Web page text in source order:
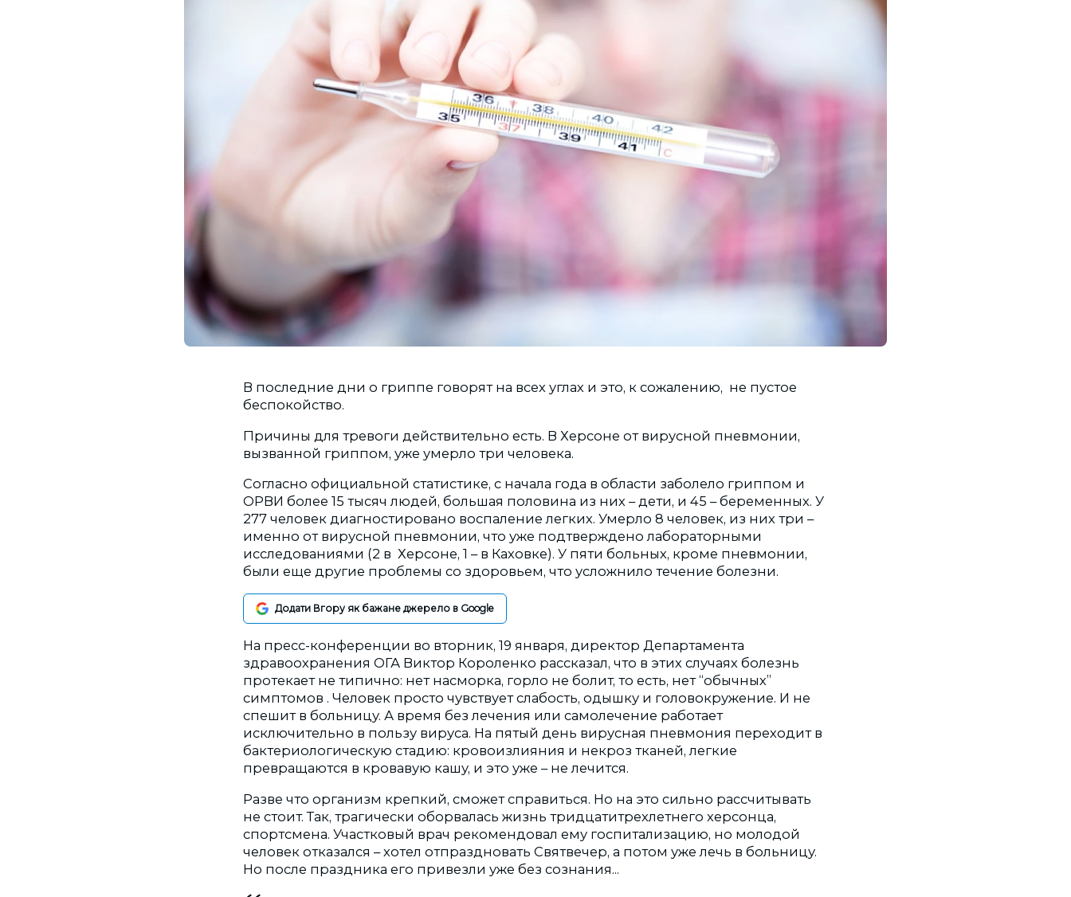
В последние дни о гриппе говорят на всех углах и это, к сожалению, не пустое
беспокойство.
Причины для тревоги действительно есть. В Херсоне от вирусной пневмонии,
вызванной гриппом, уже умерло три человека.
Согласно официальной статистике, с начала года в области заболело гриппом и
ОРВИ более 15 тысяч людей, большая половина из них – дети, и 45 – беременных. У
277 человек диагностировано воспаление легких. Умерло 8 человек, из них три –
именно от вирусной пневмонии, что уже подтверждено лабораторными
исследованиями (2 в Херсоне, 1 – в Каховке). У пяти больных, кроме пневмонии,
были еще другие проблемы со здоровьем, что усложнило течение болезни.
Додати Вгору як бажане джерело в Google
На пресс-конференции во вторник, 19 января, директор Департамента
здравоохранения ОГА Виктор Короленко рассказал, что в этих случаях болезнь
протекает не типично: нет насморка, горло не болит, то есть, нет “обычных”
симптомов . Человек просто чувствует слабость, одышку и головокружение. И не
спешит в больницу. А время без лечения или самолечение работает
исключительно в пользу вируса. На пятый день вирусная пневмония переходит в
бактериологическую стадию: кровоизлияния и некроз тканей, легкие
превращаются в кровавую кашу, и это уже – не лечится.
Разве что организм крепкий, сможет справиться. Но на это сильно рассчитывать
не стоит. Так, трагически оборвалась жизнь тридцатитрехлетнего херсонца,
спортсмена. Участковый врач рекомендовал ему госпитализацию, но молодой
человек отказался – хотел отпраздновать Святвечер, а потом уже лечь в больницу.
Но после праздника его привезли уже без сознания...